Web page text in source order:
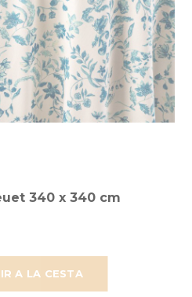
A LA CESTA
340 x 340 cm